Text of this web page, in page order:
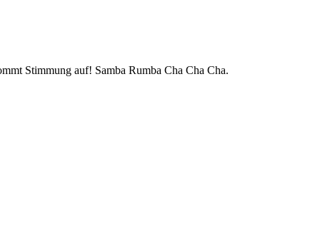
Stimmung auf! Samba Rumba Cha Cha Cha.